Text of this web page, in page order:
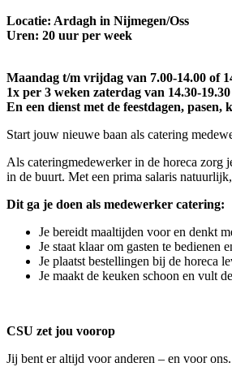
Locatie: Ardagh in Nijmegen/Oss
Uren: 20 uur per week
Maandag t/m vrijdag van 7.00-14.00 of
1x per 3 weken zaterdag van 14.30-19.30
En een dienst met de feestdagen,
Start jouw nieuwe baan als catering
Als cateringmedewerker in de horeca zorg
in de buurt. Met een prima salaris
Dit ga je doen als medewerker catering:
Je bereidt maaltijden voor en denkt
Je staat klaar om gasten te bedienen
Je plaatst bestellingen bij de horeca
Je maakt de keuken schoon en vult
CSU zet jou voorop
Jij bent er altijd voor anderen – en voor